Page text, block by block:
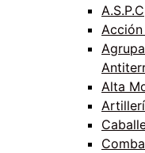
A.S.P.C
Alta